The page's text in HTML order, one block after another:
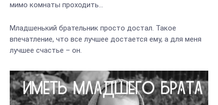
мимо комнаты проходить…
Младшенький брательник просто достал. Такое
впечатление, что все лучшее достается ему, а для меня
лучшее счастье – он.